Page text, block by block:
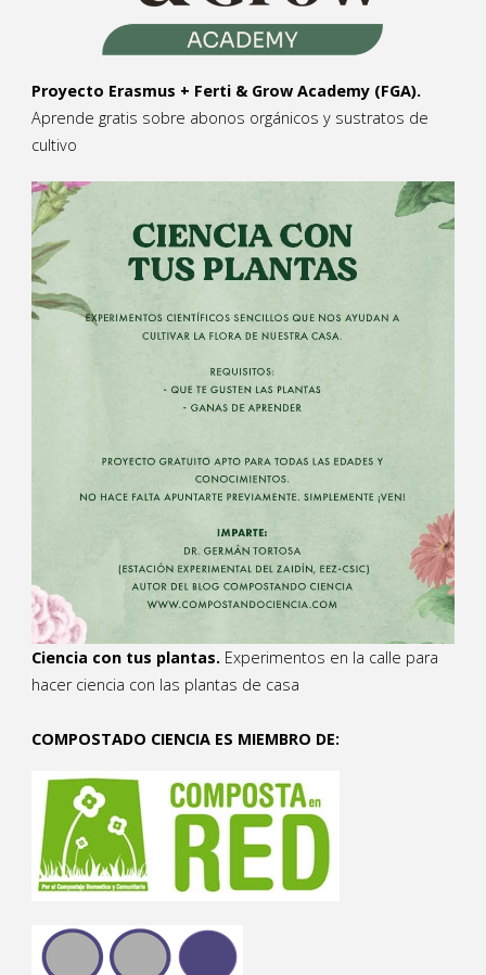
Proyecto Erasmus + Ferti & Grow Academy (FGA).
Aprende gratis sobre abonos orgánicos y sustratos de
cultivo
Ciencia con tus plantas. Experimentos en la calle para
hacer ciencia con las plantas de casa
COMPOSTADO CIENCIA ES MIEMBRO DE: